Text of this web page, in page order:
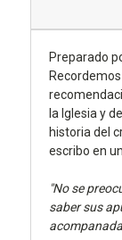
Preparado
la Iglesia y
historia del
escribo en
"No se
saber sus